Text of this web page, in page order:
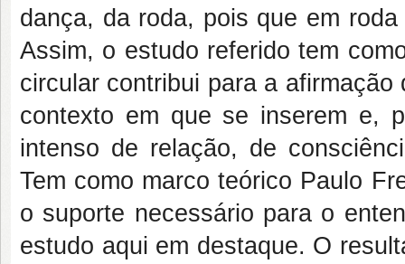
dança, da roda, pois que em
Assim, o estudo referido tem
circular contribui para a
contexto em que se inserem e,
intenso de relação, de
Tem como marco teórico Paulo
o suporte necessário para o
estudo aqui em destaque. O